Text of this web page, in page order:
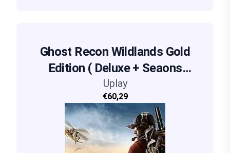
Ghost Recon Wildlands Gold
Edition ( Deluxe + Seaons
pass)
Uplay
€60,29